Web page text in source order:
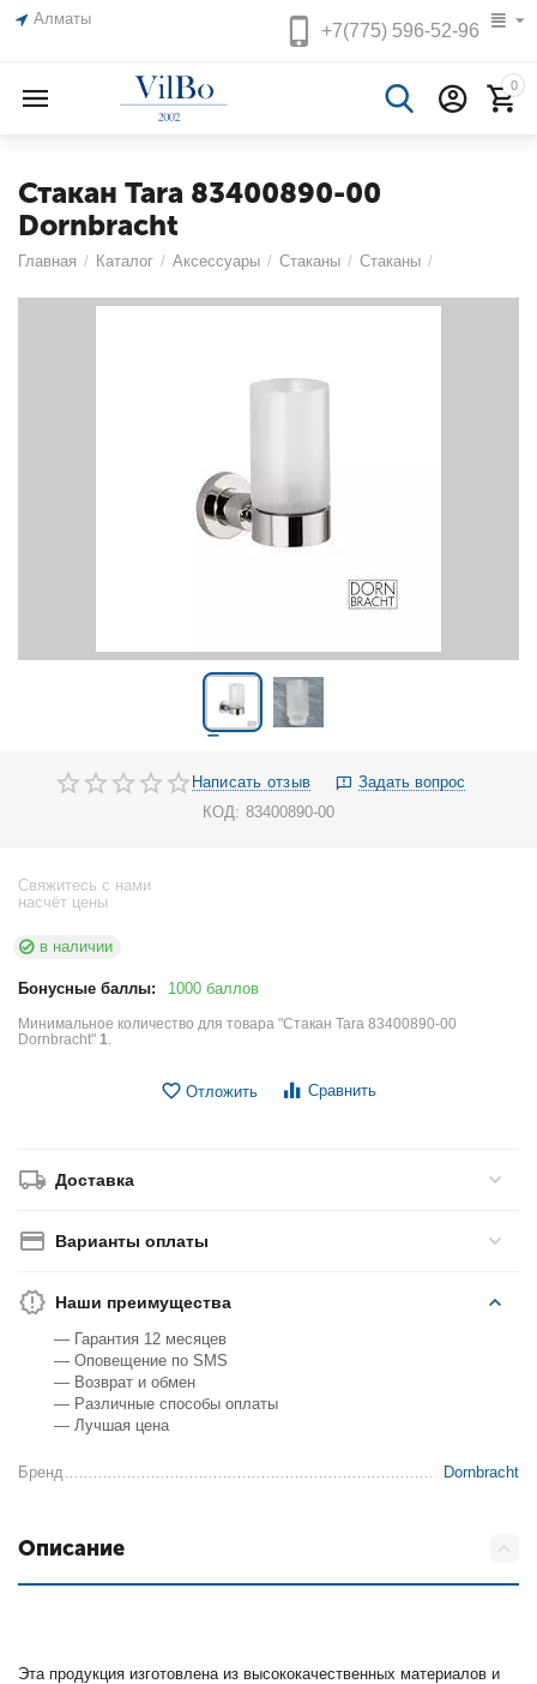
Алматы
+7(775)596-52-96
0
Стакан Tara 83400890-00
Dornbracht
Главная / Каталог / Аксессуары / Стаканы / Стаканы /
Написать отзыв
Задать вопрос
КОД: 83400890-00
Свяжитесь с нами
насчёт цены
в наличии
Бонусные баллы: 1000 баллов
Минимальное количество для товара "Стакан Tara 83400890-00
Dornbracht"1.
Отложить Сравнить
Доставка
Варианты оплаты
Наши преимущества
— Гарантия 12 месяцев
— Оповещение по SMS
— Возврат и обмен
— Различные способы оплаты
— Лучшая цена
Бренд Dornbracht
Описание
Эта продукция изготовлена из высококачественных материалов и